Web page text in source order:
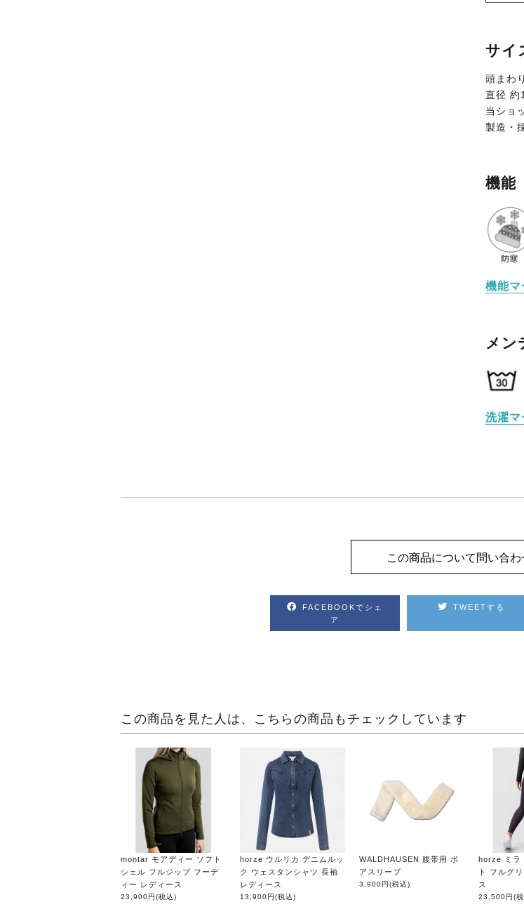
サイ
頭まわ
直径 約
当ショ
製造・
機能
機能マ
メン
洗濯マ
この商品について問い合わ
FACEBOOKでシェ
ア
TWEETする
この商品を見た人は、こちらの商品もチェックしています
montar モアディー ソフト
シェル フルジップ フーデ
ィー レディース
23,900円 (税込)
horze ウルリカ デニムルッ
ク ウェスタンシャツ 長袖
レディース
13,900円 (税込)
WALDHAUSEN 腹帯用 ボ
アスリーブ
3,900円 (税込)
horze ミラ
ト フルグ
ス
23,500円 (